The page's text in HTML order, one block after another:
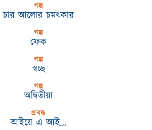
গল্প
চার আলোর চমৎকার
গল্প
ফেক
গল্প
স্বচ্ছ
গল্প
অদ্বিতীয়া
প্রবন্ধ
আইয়ে এ আই…